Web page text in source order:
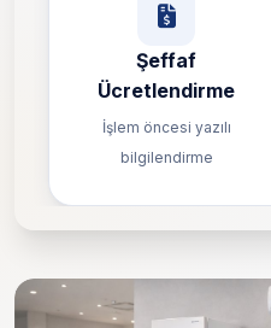
Şeffaf
Ücretlendirme
İşlem öncesi yazılı
bilgilendirme